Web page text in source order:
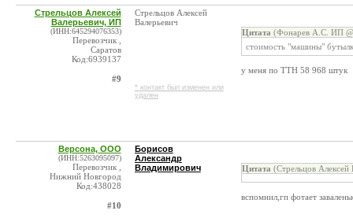
Стрельцов Алексей
Валерьевич, ИП
(ИНН:645294076353)
Перевозчик ,
Саратов
Код:6939137
#9
Стрельцов Алексей
Валерьевич
* контакт был изменен или
удален
Цитата (Фонарев А.С. ИП
стоимость "машины"
у меня по ТТН 58 968 штук
Версона, ООО
(ИНН:5263095097)
Перевозчик ,
Нижний Новгород
Код:438028
#10
Борисов
Александр
Владимирович
Цитата (Стрельцов
вспомнил,гп фотает